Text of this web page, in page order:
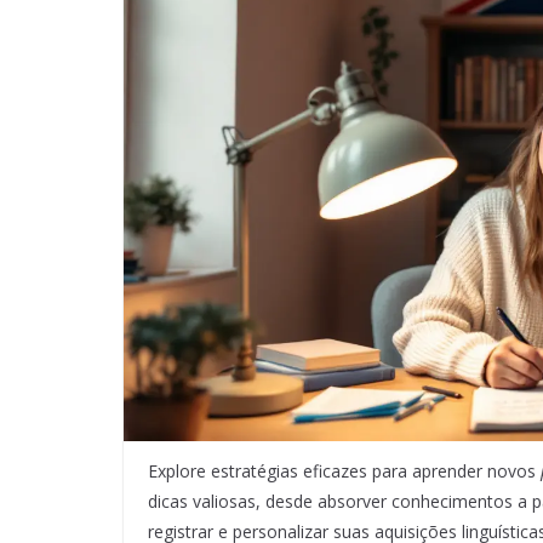
Explore estratégias eficazes para aprender novos
dicas valiosas, desde absorver conhecimentos
registrar e personalizar suas aquisições